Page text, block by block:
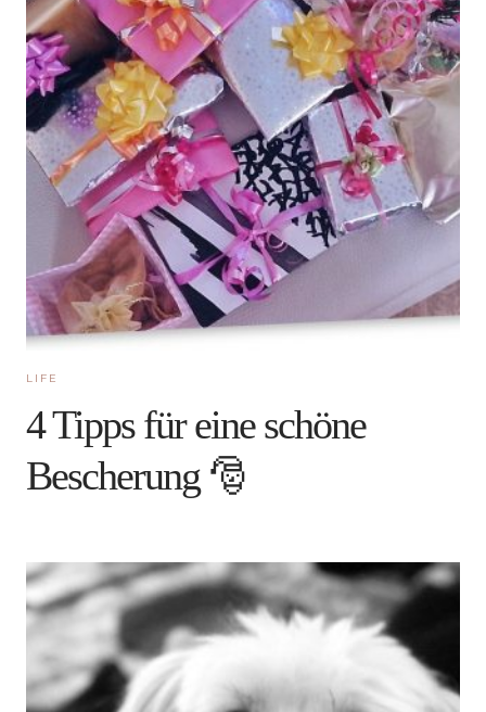
LIFE
4 Tipps für eine schöne
Bescherung 🎅